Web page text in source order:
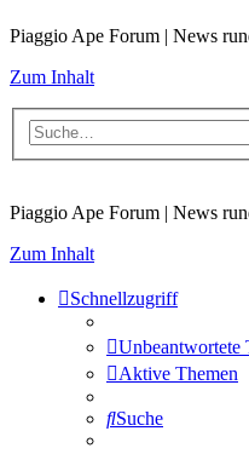
Piaggio Ape Forum | News
Zum Inhalt
Piaggio Ape Forum | News
Zum Inhalt
Schnellzugriff
Unbeantwortete
Aktive Themen
Suche